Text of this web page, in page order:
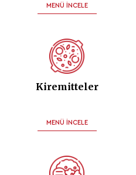
MENÜ İNCELE
Kiremitteler
MENÜ İNCELE